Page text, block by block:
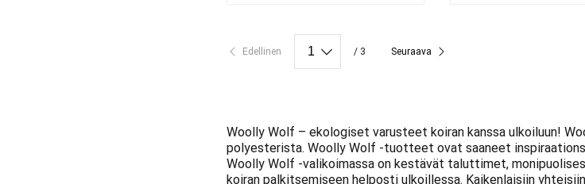
Edellinen / 3 Seuraava
Woolly Wolf – ekologiset varusteet koiran kanssa ulkoiluun!
polyesterista. Woolly Wolf -tuotteet ovat saaneet
Woolly Wolf -valikoimassa on kestävät taluttimet,
koiran palkitsemiseen helposti ulkoillessa. Kaikenlaisiin